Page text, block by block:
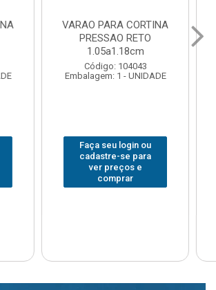
ou
VARAO PARA CORTINA
PRESSAO RETO
1.20a1.33cm
Código: 104051
Embalagem: 1 - UNIDADE
Faça seu login ou
cadastre-se para
ver preços e
comprar